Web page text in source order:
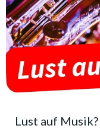
Lust auf